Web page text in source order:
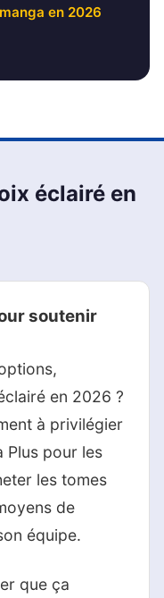
en 2026
éclairé en
soutenir
en 2026 ?
à privilégier
Plus pour les
les tomes
de
équipe.
que ça